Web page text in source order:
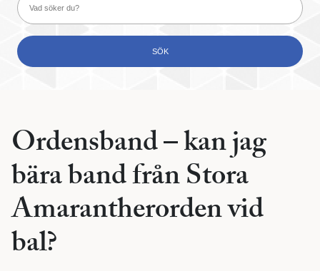
Ordensband – kan jag
bära band från Stora
Amarantherorden vid
bal?